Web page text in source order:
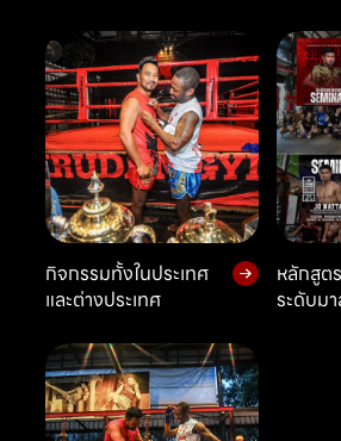
กิจกรรมทั้งในประเทศ
และต่างประเทศ
หลักสูต
ระดับม